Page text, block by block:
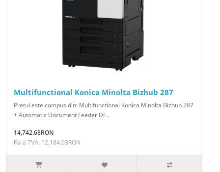
Multifunctional Konica Minolta Bizhub 287
Pretul este compus din: Multifunctional Konica Minolta Bizhub 287
+ Automatic Document Feeder DF..
14,742.68RON
Fără TVA: 12,184.03RON